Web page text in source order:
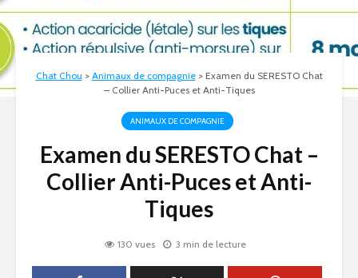
Chat Chou > Animaux de compagnie> Examen du SERESTO Chat
– Collier Anti-Puces et Anti-Tiques
ANIMAUX DE COMPAGNIE
Examen du SERESTO Chat –
Collier Anti-Puces et Anti-
Tiques
130 vues 3 min de lecture